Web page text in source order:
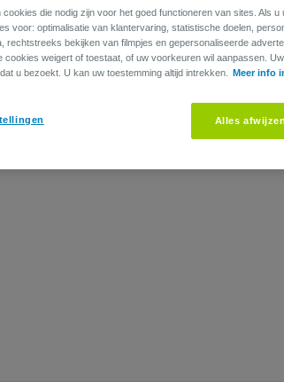
cookies die nodig zijn voor het goed functioneren van sites. Als
voor: optimalisatie van klantervaring, statistische doelen,
rechtstreeks bekijken van filmpjes en gepersonaliseerde
cookies weigert of toestaat, of uw voorkeuren wil aanpassen.
u bezoekt. U kan uw toestemming altijd intrekken.
Meer info
Alles afwijzen